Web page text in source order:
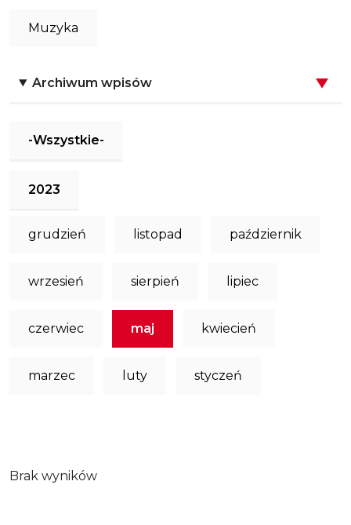
Muzyka
Archiwum wpisów
-Wszystkie-
2023
grudzień listopad październik
wrzesień sierpień lipiec
czerwiec maj kwiecień
marzec luty styczeń
Brak wyników